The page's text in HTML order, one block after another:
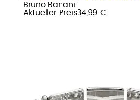
Bruno Banani
Aktueller Preis34,99 €